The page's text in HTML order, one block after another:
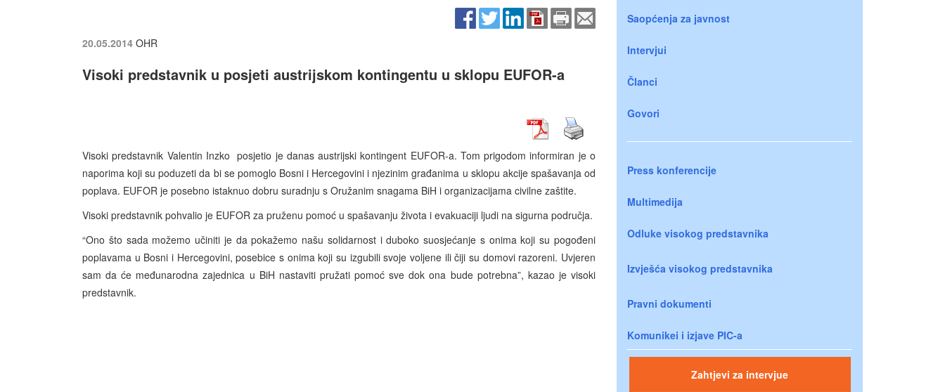
20.05.2014 OHR
Visoki predstavnik u posjeti austrijskom kontingentu u sklopu EUFOR-a
Visoki predstavnik Valentin Inzko posjetio je danas austrijski kontingent EUFOR-a. Tom prigodom informiran je o
naporima koji su poduzeti da bi se pomoglo Bosni i Hercegovini i njezinim građanima u sklopu akcije spašavanja od
poplava. EUFOR je posebno istaknuo dobru suradnju s Oružanim snagama BiH i organizacijama civilne zaštite.
Visoki predstavnik pohvalio je EUFOR za pruženu pomoć u spašavanju života i evakuaciji ljudi na sigurna područja.
“Ono što sada možemo učiniti je da pokažemo našu solidarnost i duboko suosjećanje s onima koji su pogođeni
poplavama u Bosni i Hercegovini, posebice s onima koji su izgubili svoje voljene ili čiji su domovi razoreni. Uvjeren
sam da će međunarodna zajednica u BiH nastaviti pružati pomoć sve dok ona bude potrebna”, kazao je visoki
predstavnik.
Saopćenja za javnost
Intervjui
Članci
Govori
Press konferencije
Multimedija
Odluke visokog predstavnika
Izvješća visokog predstavnika
Pravni dokumenti
Komunikei i izjave PIC-a
Zahtjevi za intervjue